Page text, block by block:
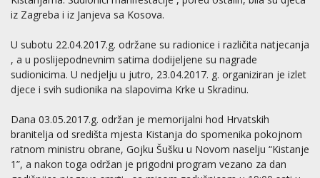
iz Zagreba i iz Janjeva sa Kosova.
U subotu 22.04.2017.g. održane su radionice i različita natjecanja
, a u poslijepodnevnim satima dodijeljene su nagrade
sudionicima. U nedjelju u jutro, 23.04.2017. g. organiziran je izlet
djece i svih sudionika na slapovima Krke u Skradinu.
Dana 03.05.2017.g. održan je memorijalni hod Hrvatskih
branitelja od središta mjesta Kistanja do spomenika pokojnom
ratnom ministru obrane, Gojku Šušku u Novom naselju “Kistanje
1”, a nakon toga održan je prigodni program vezano za dan